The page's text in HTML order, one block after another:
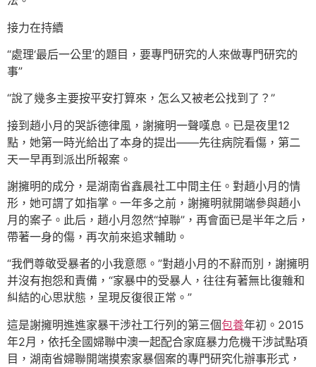
接力在持續
“處理‘最后一公里’的題目，要專門研究的人來做專門研究的
事”
“說了幾多主要按平安打算來，怎么又被老公找到了？”
接到趙小月的哭訴德律風，謝擁明一聲嘆息。已是夜里12
點，她第一時光給出了本身的提出——先往病院看傷，第二
天一早再到派出所報案。
謝擁明的成分，是湖南省鑫晨社工中間主任。對趙小月的情
形，她可謂了如指掌。一年多之前，謝擁明就開端參與趙小
月的案子。此后，趙小月忽然“掉聯”，再會面已是半年之后，
帶著一身的傷，再次前來追求輔助。
“我們尊敬受暴者的小我意愿。”對趙小月的不辭而別，謝擁明
并沒有抱怨和責備，“家暴中的受暴人，往往有著無比復雜和
糾結的心思狀態，呈現反復很正常。”
這是謝擁明進進家暴干涉社工行列的第三個包養年初。2015
年2月，依托全國婦聯中澳一起配合家庭暴力危機干涉試點項
目，湖南省婦聯開端摸索家暴個案的專門研究化辦事形式，